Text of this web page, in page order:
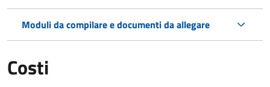
Moduli da compilare e documenti da allegare
Costi